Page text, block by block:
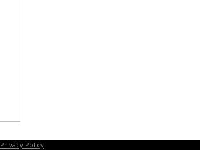
Privacy Policy